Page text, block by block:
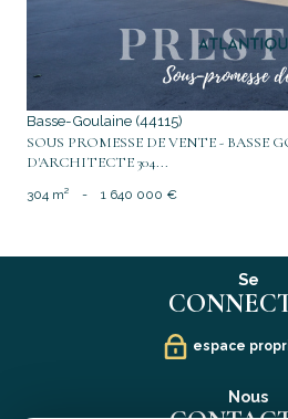
Basse-Goulaine (44115)
SOUS PROMESSE DE VENTE - BASSE
D'ARCHITECTE 304...
304 m² - 1 640 000 €
Se
espace
Nous